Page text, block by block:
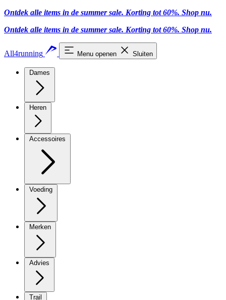
Ontdek alle items in de summer sale. Korting tot 60%. Shop nu.
Ontdek alle items in de summer sale. Korting tot 60%. Shop nu.
All4running Menu openen Sluiten
Dames
Heren
Accessoires
Voeding
Merken
Advies
Trail